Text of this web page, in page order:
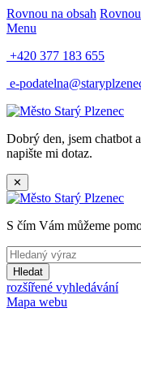
Rovnou na obsah
Menu
+420 377 183 655
e-
Dobrý den, jsem chatbot
napište mi dotaz.
✕
S čím Vám můžeme
Hledat
rozšířené vyhledávání
Mapa webu